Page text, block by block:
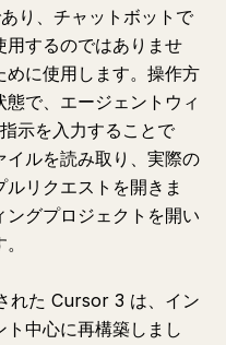
り、チャットボットで
用するのではありませ
めに使用します。操作方
で、エージェントウィ
示を入力することで
ルを読み取り、実際の
リクエストを開きま
グプロジェクトを開い
れた Cursor 3 は、イン
中心に再構築しまし